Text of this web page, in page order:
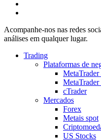
Acompanhe-nos nas redes
análises em qualquer lugar.
Trading
Plataformas de
MetaTrader
MetaTrader
cTrader
Mercados
Forex
Metais spot
US Stocks